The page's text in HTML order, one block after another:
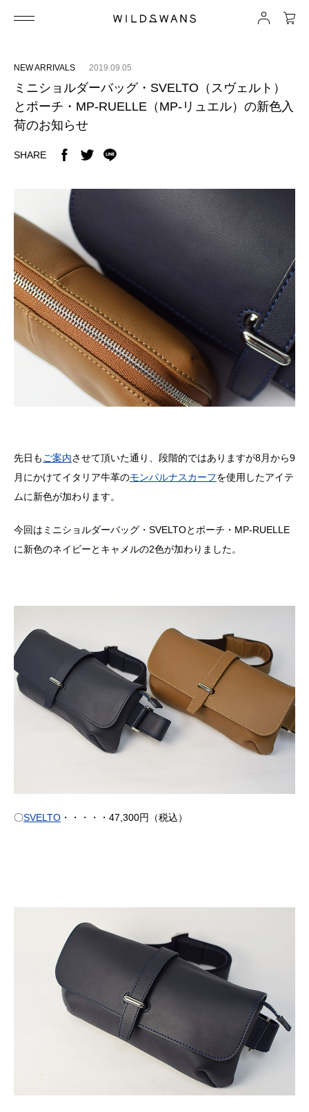
NEW ARRIVALS 2019.09.05
ミニショルダーバッグ・SVELTO（スヴェルト）
とポーチ・MP-RUELLE（MP-リュエル）の新色入
荷のお知らせ
SHARE
先日も ご案内させて頂いた通り、段階的ではありますが8月から9
月にかけてイタリア牛革のモンパルナスカーフを使用したアイテ
ムに新色が加わります。
今回はミニショルダーバッグ・SVELTOとポーチ・MP-RUELLE
に新色のネイビーとキャメルの2色が加わりました。
〇SVELTO ・・・・・47,300円（税込）